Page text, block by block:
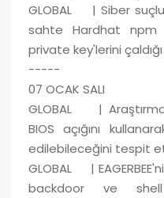
GLOBAL | Siber
sahte Hardhat npm
private key'lerini
-----
07 OCAK SALI
GLOBAL |
BIOS açığını
edilebileceğini tespit
GLOBAL |
backdoor ve shell